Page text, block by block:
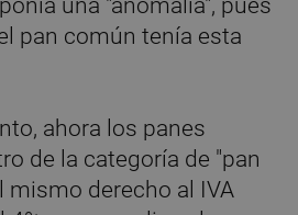
una "anomalía", pues
pan común tenía esta
ahora los panes
de la categoría de "pan
mismo derecho al IVA